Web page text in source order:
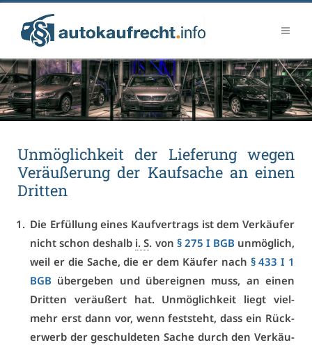
Un­mög­lich­keit der Lie­fe­rung we­gen
Ver­äu­ße­rung der Kauf­sa­che an ei­nen
Drit­ten
Die Er­fül­lung ei­nes Kauf­ver­trags ist dem Ver­käu­fer
nicht schon des­halb i. S. von § 275 I BGB un­mög­lich,
weil er die Sa­che, die er dem Käu­fer nach § 433 I 1
BGB über­ge­ben und über­eig­nen muss, an ei­nen
Drit­ten ver­äu­ßert hat. Un­mög­lich­keit liegt viel­
mehr erst dann vor, wenn fest­steht, dass ein Rück­
erwerb der ge­schul­de­ten Sa­che durch den Ver­käu­